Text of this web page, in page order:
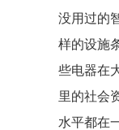
没用过的
样的设施
些电器在
里的社会
水平都在